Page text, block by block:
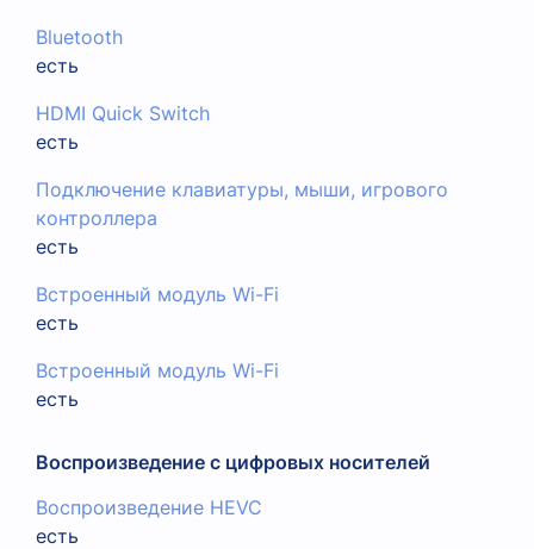
Bluetooth
есть
HDMI Quick Switch
есть
Подключение клавиатуры, мыши, игрового
контроллера
есть
Встроенный модуль Wi-Fi
есть
Встроенный модуль Wi-Fi
есть
Воспроизведение с цифровых носителей
Воспроизведение HEVC
есть